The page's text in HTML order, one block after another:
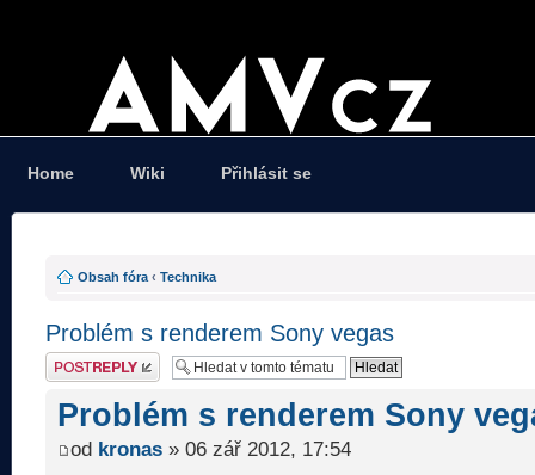
Home Wiki Přihlásit se
Obsah fóra ‹ Technika
Problém s renderem Sony vegas
Odeslat odpověď
Problém s renderem Sony
od kronas » 06 zář 2012, 17:54